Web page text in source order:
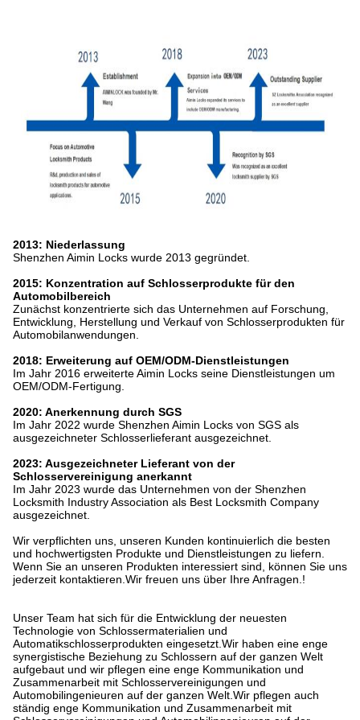
2013: Niederlassung
Shenzhen Aimin Locks wurde 2013 gegründet.
2015: Konzentration auf Schlosserprodukte für den
Automobilbereich
Zunächst konzentrierte sich das Unternehmen auf Forschung,
Entwicklung, Herstellung und Verkauf von Schlosserprodukten für
Automobilanwendungen.
2018: Erweiterung auf OEM/ODM-Dienstleistungen
Im Jahr 2016 erweiterte Aimin Locks seine Dienstleistungen um
OEM/ODM-Fertigung.
2020: Anerkennung durch SGS
Im Jahr 2022 wurde Shenzhen Aimin Locks von SGS als
ausgezeichneter Schlosserlieferant ausgezeichnet.
2023: Ausgezeichneter Lieferant von der
Schlosservereinigung anerkannt
Im Jahr 2023 wurde das Unternehmen von der Shenzhen
Locksmith Industry Association als Best Locksmith Company
ausgezeichnet.
Wir verpflichten uns, unseren Kunden kontinuierlich die besten
und hochwertigsten Produkte und Dienstleistungen zu liefern.
Wenn Sie an unseren Produkten interessiert sind, können Sie uns
jederzeit kontaktieren.Wir freuen uns über Ihre Anfragen.!
Unser Team hat sich für die Entwicklung der neuesten
Technologie von Schlossermaterialien und
Automatikschlosserprodukten eingesetzt.Wir haben eine enge
synergistische Beziehung zu Schlossern auf der ganzen Welt
aufgebaut und wir pflegen eine enge Kommunikation und
Zusammenarbeit mit Schlosservereinigungen und
Automobilingenieuren auf der ganzen Welt.Wir pflegen auch
ständig enge Kommunikation und Zusammenarbeit mit